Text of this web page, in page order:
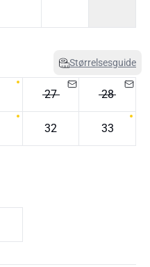
Størrelsesguide
27 28
32 33